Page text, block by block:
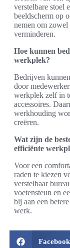
verstelbare stoel
beeldscherm op
nemen om zowel
verminderen.
Hoe kunnen
werkplek?
Bedrijven
door
werkplek zelf in
accessoires.
werkhouding
creëren.
Wat zijn de
efficiënte
Voor een
raden te kiezen
verstelbaar
voetensteun en
bij aan een
werk.
Facebook